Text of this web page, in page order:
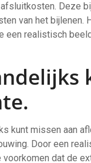
Deze
van het bijlenen.
een realistisch
kunt missen aan
Door een
dat de